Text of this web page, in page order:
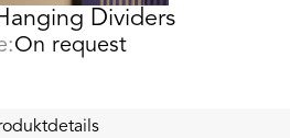
Dividers
On request